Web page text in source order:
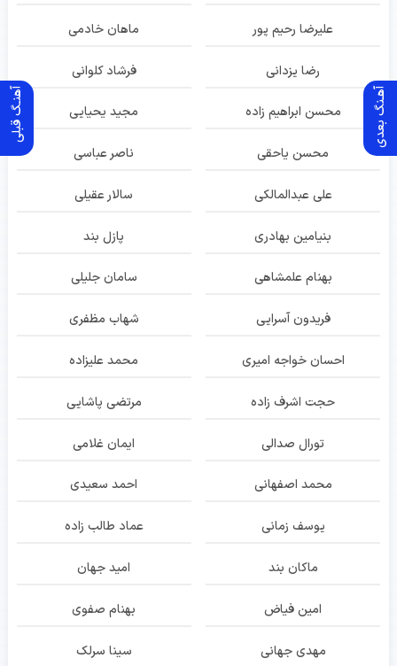
آهنـگ قبلی آهـنگ بعدی
علیرضا رحیم پور ماهان خادمی
رضا یزدانی فرشاد کلوانی
محسن ابراهیم زاده مجید یحیایی
محسن یاحقی ناصر عباسی
علی عبدالمالکی سالار عقیلی
بنیامین بهادری پازل بند
بهنام علمشاهی سامان جلیلی
فریدون آسرایی شهاب مظفری
احسان خواجه امیری محمد علیزاده
حجت اشرف زاده مرتضی پاشایی
تورال صدالی ایمان غلامی
محمد اصفهانی احمد سعیدی
یوسف زمانی عماد طالب زاده
ماکان بند امید جهان
امین فیاض بهنام صفوی
مهدی جهانی سینا سرلک